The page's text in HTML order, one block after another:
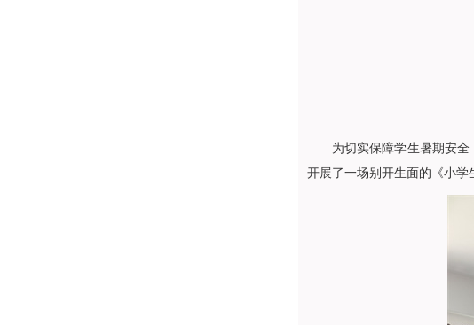
为切实保障学生暑期安
开展了一场别开生面的《小学